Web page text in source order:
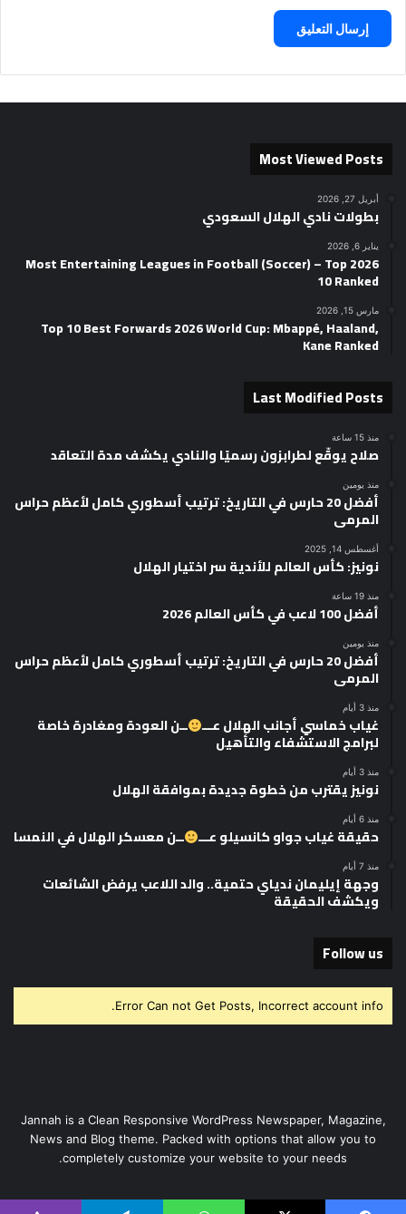
Most Viewed Posts
أبريل 27, 2026
بطولات نادي الهلال السعودي
يناير 6, 2026
2026 Most Entertaining Leagues in Football (Soccer) – Top
10 Ranked
مارس 15, 2026
Top 10 Best Forwards 2026 World Cup: Mbappé, Haaland,
Kane Ranked
Last Modified Posts
منذ 15 ساعة
صلاح يوقّع لطرابزون رسميًا والنادي يكشف مدة التعاقد
منذ يومين
أفضل 20 حارس في التاريخ: ترتيب أسطوري كامل لأعظم حراس
المرمى
أغسطس 14, 2025
نونيز: كأس العالم للأندية سر اختيار الهلال
منذ 19 ساعة
أفضل 100 لاعب في كأس العالم 2026
منذ يومين
أفضل 20 حارس في التاريخ: ترتيب أسطوري كامل لأعظم حراس
المرمى
منذ 3 أيام
غياب خماسي أجانب الهلال عـــ ــن العودة ومغادرة خاصة
لبرامج الاستشفاء والتأهيل
منذ 3 أيام
نونيز يقترب من خطوة جديدة بموافقة الهلال
منذ 6 أيام
حقيقة غياب جواو كانسيلو عـــ ــن معسكر الهلال في النمسا
منذ 7 أيام
وجهة إيليمان ندياي حتمية.. والد اللاعب يرفض الشائعات
ويكشف الحقيقة
Follow us
Error Can not Get Posts, Incorrect account info.
Jannah is a Clean Responsive WordPress Newspaper, Magazine,
News and Blog theme. Packed with options that allow you to
completely customize your website to your needs.